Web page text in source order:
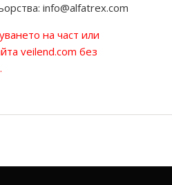
info@alfatrex.com
на част или
veilend.com без